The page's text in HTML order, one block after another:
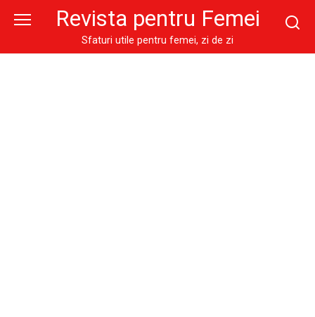
Revista pentru Femei
Sfaturi utile pentru femei, zi de zi